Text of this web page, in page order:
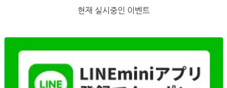
현재 실시중인 이벤트